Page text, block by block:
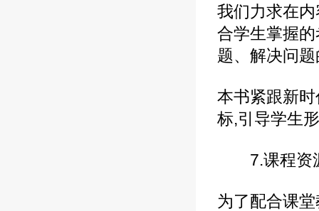
我们力求在
合学生掌握
题、解决问
本书紧跟新
标,引导学生
7.课程资
为了配合课